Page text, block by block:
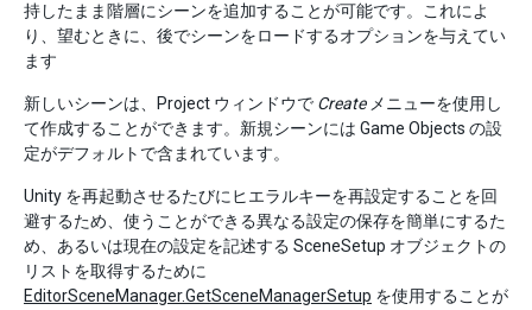
持したまま階層にシーンを追加することが可能です。これによ
り、望むときに、後でシーンをロードするオプションを与えてい
ます
新しいシーンは、Project ウィンドウで Createメニューを使用し
て作成することができます。新規シーンには Game Objects の設
定がデフォルトで含まれています。
Unity を再起動させるたびにヒエラルキーを再設定することを回
避するため、使うことができる異なる設定の保存を簡単にするた
め、あるいは現在の設定を記述する SceneSetup オブジェクトの
リストを取得するために
EditorSceneManager.GetSceneManagerSetup を使用することが